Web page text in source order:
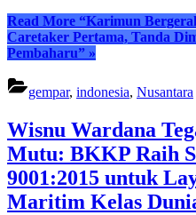
Read More “Karimun
Caretaker Pertama, Tanda
Pembaharu” »
gempar, indonesia, Nusantara
Wisnu Wardana
Mutu: BKKP Raih
9001:2015 untuk
Maritim Kelas